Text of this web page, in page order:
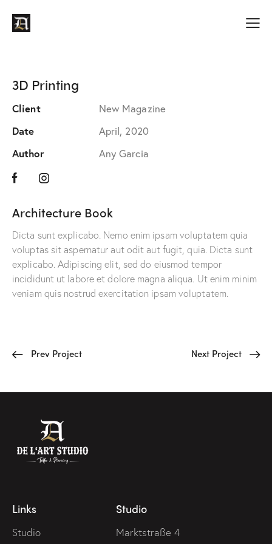
3D Printing
Client
New Magazine
Date
April, 2020
Author
Any Garcia
Architecture Book
Dicta sunt explicabo. Nemo enim ipsam voluptatem quia
voluptas sit aspernatur aut odit aut fugit, quia. Dicta sunt
explicabo. Adipiscing elit, sed do eiusmod tempor
incididunt ut labore et dolore magna aliqua. Ut enim minim
veniam quis nostrud exercitation ipsam voluptatem.
Prev Project Next Project
Links
Studio
Studio
Marktstraße 4